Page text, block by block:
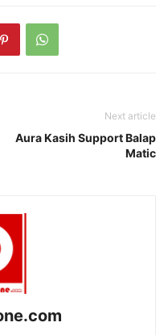
Next article
Aura Kasih Support Balap
Matic